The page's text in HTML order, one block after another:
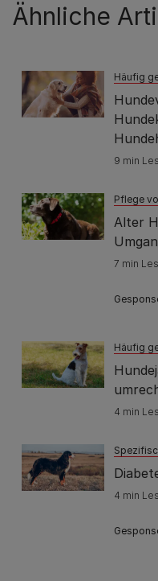
Ähnliche
Häufig
9 min
Pflege
Alter
7 min
Häufig
4 min
4 min